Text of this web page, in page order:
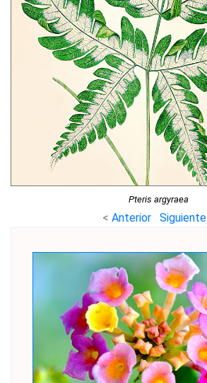
Pteris argyraea
< Anterior Siguiente